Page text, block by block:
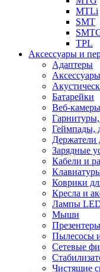
MTLi
SMT
TPL
Аксессуары и
Адаптеры
Батарейки
Веб-камеры
Геймпады,
Держатели
Зарядные
Кабели и
Коврики
Кресла и
Лампы
Мыши
Презентеры
Пылесосы
Сетевые
Чистящие